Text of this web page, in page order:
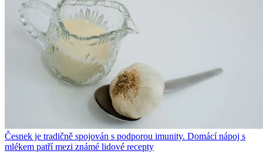
Česnek je tradičně spojován s podporou imunity. Domácí nápoj s
mlékem patří mezi známé lidové recepty